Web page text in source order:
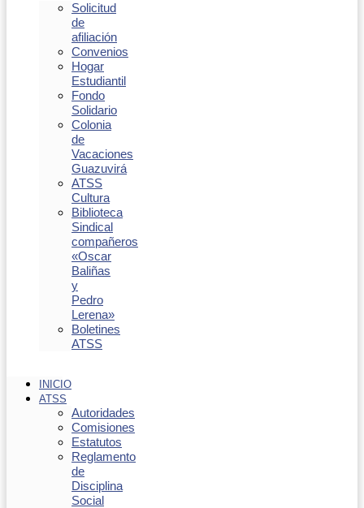
Solicitud
de
afiliación
Convenios
Hogar
Estudiantil
Fondo
Solidario
Colonia
de
Vacaciones
Guazuvirá
ATSS
Cultura
Biblioteca
Sindical
compañeros
«Oscar
Baliñas
y
Pedro
Lerena»
Boletines
ATSS
INICIO
ATSS
Autoridades
Comisiones
Estatutos
Reglamento
de
Disciplina
Social